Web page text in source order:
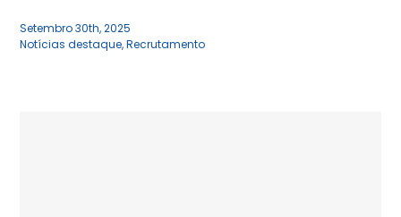
Setembro 30th, 2025
Notícias destaque,Recrutamento